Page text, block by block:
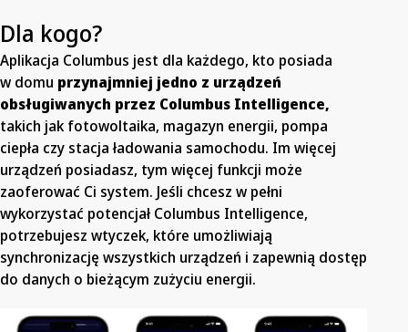
Dla kogo?
Aplikacja Columbus jest dla każdego, kto posiada
w domu przynajmniej jedno z urządzeń
obsługiwanych przez Columbus Intelligence,
takich jak fotowoltaika, magazyn energii, pompa
ciepła czy stacja ładowania samochodu. Im więcej
urządzeń posiadasz, tym więcej funkcji może
zaoferować Ci system. Jeśli chcesz w pełni
wykorzystać potencjał Columbus Intelligence,
potrzebujesz wtyczek, które umożliwiają
synchronizację wszystkich urządzeń i zapewnią dostęp
do danych o bieżącym zużyciu energii.